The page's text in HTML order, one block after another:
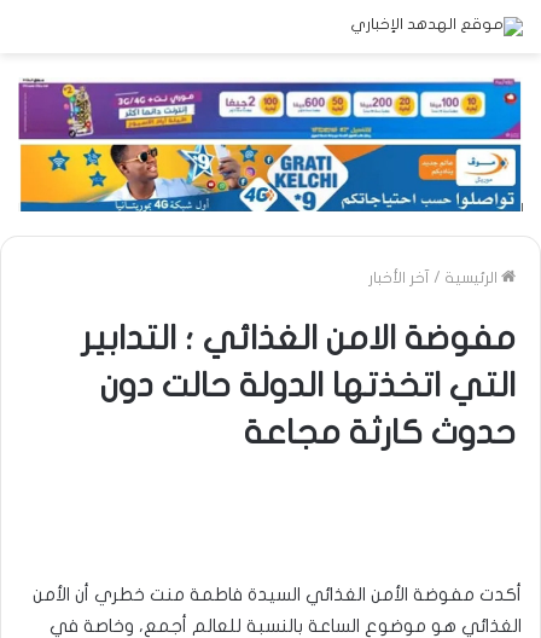
الرئيسية / آخر الأخبار
مفوضة الامن الغذائي ؛ التدابير
التي اتخذتها الدولة حالت دون
حدوث كارثة مجاعة
أكدت مفوضة الأمن الغذائي السيدة فاطمة منت خطري أن الأمن
الغذائي هو موضوع الساعة بالنسبة للعالم أجمع، وخاصة في